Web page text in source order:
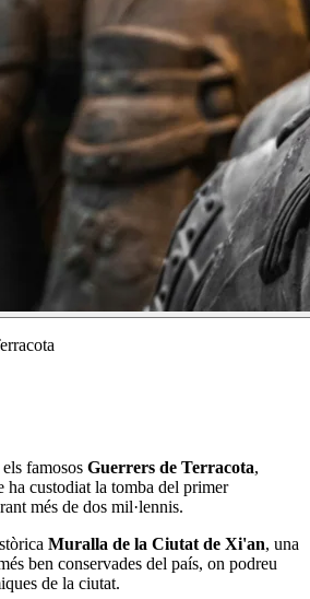
famosos Guerrers de Terracota,
ha custodiat la tomba del primer
més de dos mil·lennis.
Muralla de la Ciutat de Xi'an, una
ben conservades del país, on podreu
de la ciutat.